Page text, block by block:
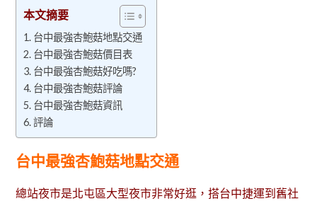
本文摘要
台中最強杏鮑菇地點交通
台中最強杏鮑菇價目表
台中最強杏鮑菇好吃嗎?
台中最強杏鮑菇評論
台中最強杏鮑菇資訊
評論
台中最強杏鮑菇地點交通
總站夜市是北屯區大型夜市非常好逛，搭台中捷運到舊社